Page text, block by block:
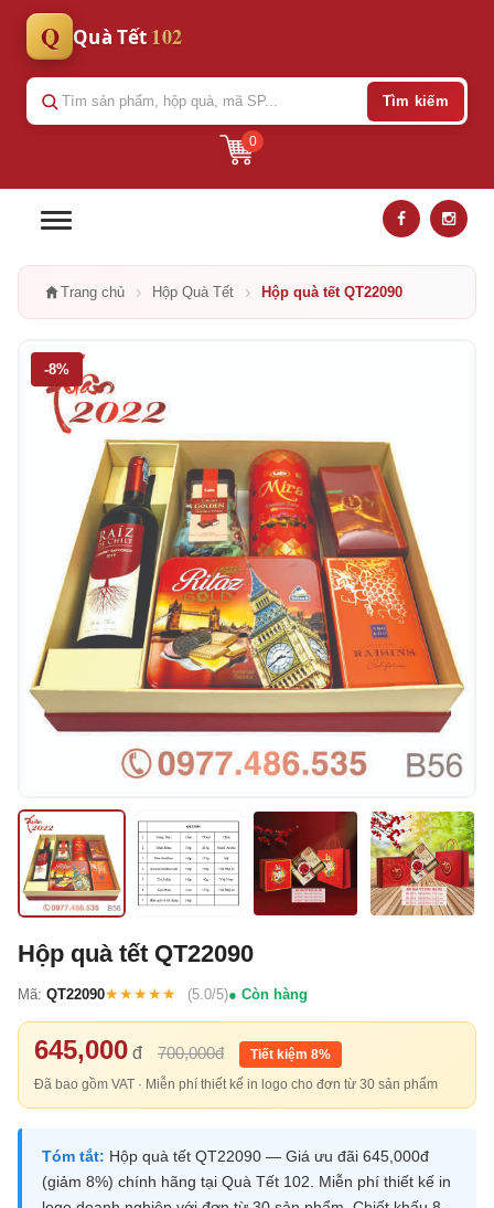
Q Quà Tết 102
0
Tìm kiếm
Trang chủ › Hộp Quà Tết › Hộp quà tết QT22090
-8%
Hộp quà tết QT22090
Mã: QT22090★★★★★ (5.0/5) Còn hàng
645,000 đ 700,000đ
Tiết kiệm 8%
Đã bao gồm VAT · Miễn phí thiết kế in logo cho đơn từ 30 sản phẩm
Tóm tắt: Hộp quà tết QT22090 — Giá ưu đãi 645,000đ
(giảm 8%) chính hãng tại Quà Tết 102. Miễn phí thiết kế in